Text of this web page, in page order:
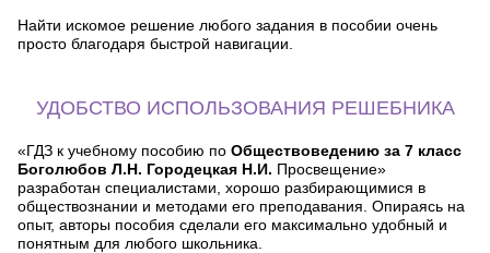
Найти искомое решение любого задания в пособии очень
просто благодаря быстрой навигации.
УДОБСТВО ИСПОЛЬЗОВАНИЯ РЕШЕБНИКА
«ГДЗ к учебному пособию по Обществоведению за 7 класс
Боголюбов Л.Н. Городецкая Н.И. Просвещение»
разработан специалистами, хорошо разбирающимися в
обществознании и методами его преподавания. Опираясь на
опыт, авторы пособия сделали его максимально удобный и
понятным для любого школьника.